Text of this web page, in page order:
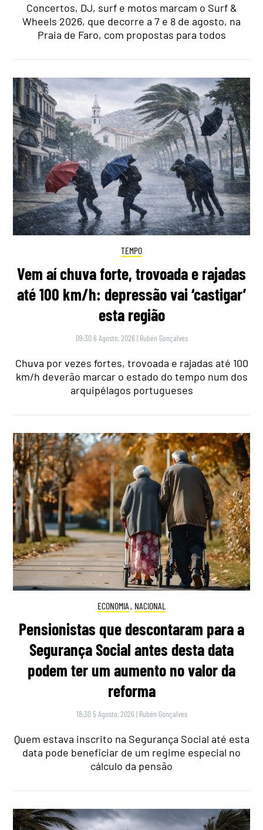
Concertos, DJ, surf e motos marcam o Surf &
Wheels 2026, que decorre a 7 e 8 de agosto, na
Praia de Faro, com propostas para todos
TEMPO
Vem aí chuva forte, trovoada e rajadas
até 100 km/h: depressão vai ‘castigar’
esta região
09:30 6 Agosto, 2026 | Rubén Gonçalves
Chuva por vezes fortes, trovoada e rajadas até 100
km/h deverão marcar o estado do tempo num dos
arquipélagos portugueses
ECONOMIA , NACIONAL
Pensionistas que descontaram para a
Segurança Social antes desta data
podem ter um aumento no valor da
reforma
18:30 5 Agosto, 2026 | Rubén Gonçalves
Quem estava inscrito na Segurança Social até esta
data pode beneficiar de um regime especial no
cálculo da pensão